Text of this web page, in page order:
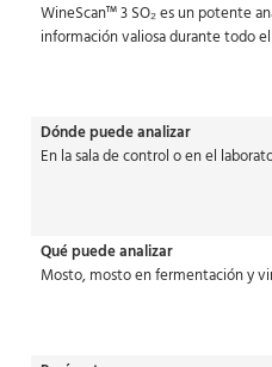
WineScan™ 3 SO₂ es un potente
información valiosa durante todo
Dónde puede analizar
En la sala de control o en el
Qué puede analizar
Mosto, mosto en fermentación y